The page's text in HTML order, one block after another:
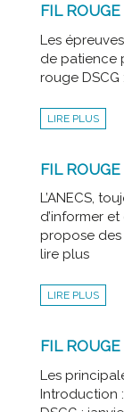
FIL
Les
de patience
rouge
LIRE PLUS
FIL
L’ANECS,
d’informer
propose des
lire plus
LIRE PLUS
FIL
Les
Introduction